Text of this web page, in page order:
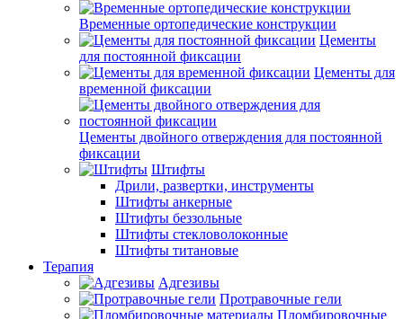
Временные ортопедические конструкции
Цементы
для постоянной фиксации
Цементы для
временной фиксации
Цементы двойного отверждения для постоянной
фиксации
Штифты
Дрили, развертки, инструменты
Штифты анкерные
Штифты беззольные
Штифты стекловолоконные
Штифты титановые
Терапия
Адгезивы
Протравочные гели
Пломбировочные